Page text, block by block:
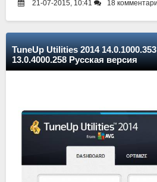
21-07-2015, 10:41 18
TuneUp Utilities 2014
13.0.4000.258 Русская версия